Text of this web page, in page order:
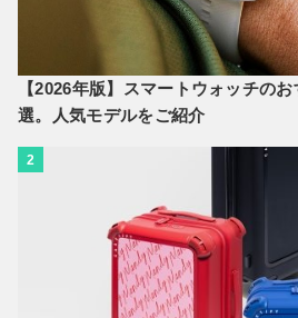
【2026年版】スマートウォッチの
選。人気モデルをご紹介
2